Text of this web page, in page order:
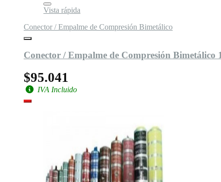
Vista rápida
Conector / Empalme de Compresión Bimetálico
Conector / Empalme de Compresión Bimetálico
$95.041
IVA Incluido